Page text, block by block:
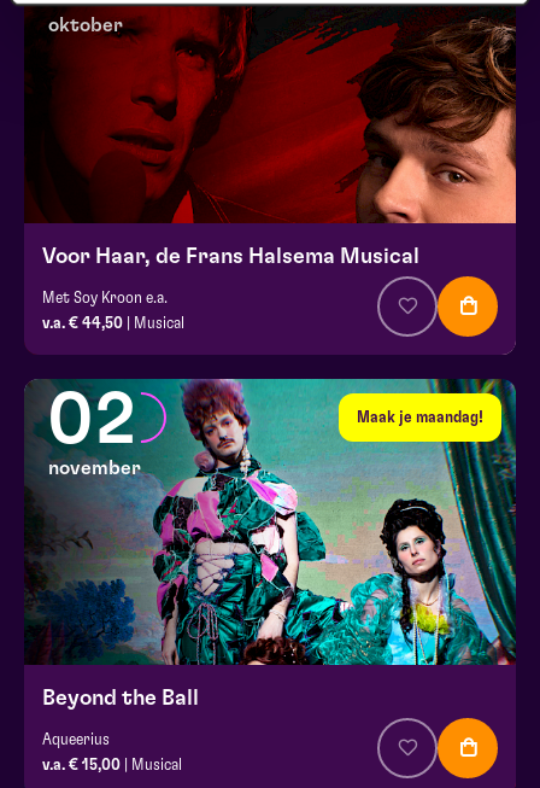
oktober
Voor Haar, de Frans Halsema Musical
Met Soy Kroon e.a.
v.a. € 44,50 | Musical
Maak je maandag!
02
november
Beyond the Ball
Aqueerius
v.a. € 15,00 | Musical